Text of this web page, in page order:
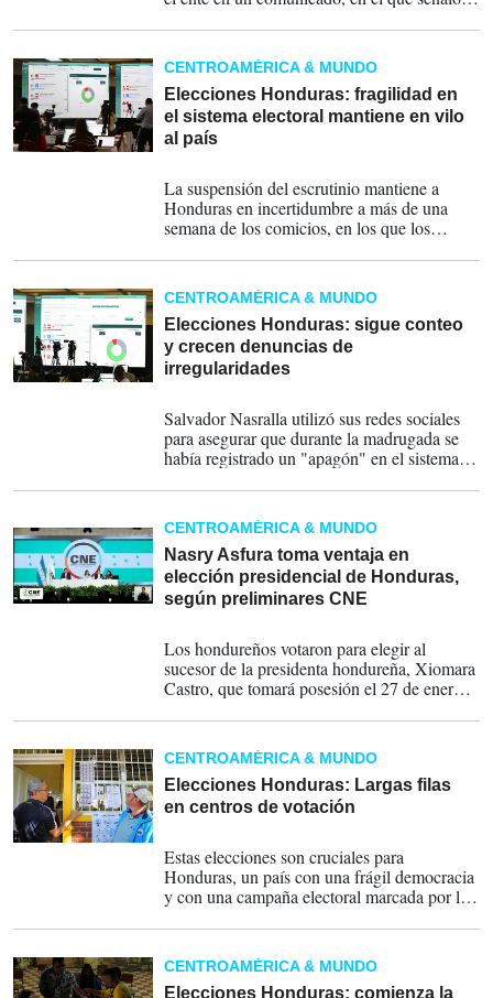
sábado a su personal ante el ente electoral, lo
que también ha generado demoradas
adicionales en la conformación de los
equipos necesarios para el proceso.
CENTROAMÉRICA & MUNDO
Elecciones Honduras: fragilidad en
el sistema electoral mantiene en vilo
al país
La suspensión del escrutinio mantiene a
Honduras en incertidumbre a más de una
semana de los comicios, en los que los
presidente, tres designados presidenciales,
298 alcaldías, 128 diputados para el
Parlamento local y 20 para el
Centroamericano.
CENTROAMÉRICA & MUNDO
Elecciones Honduras: sigue conteo
y crecen denuncias de
irregularidades
Salvador Nasralla utilizó sus redes sociales
para asegurar que durante la madrugada se
había registrado un "apagón" en el sistema y
asignación de votos a favor de Asfura, por
ello, exigió "investigar" a la empresa
responsable del portal de resultados
preliminares.
CENTROAMÉRICA & MUNDO
Nasry Asfura toma ventaja en
elección presidencial de Honduras,
según preliminares CNE
Los hondureños votaron para elegir al
sucesor de la presidenta hondureña, Xiomara
Castro, que tomará posesión el 27 de enero
posibilidades de ser el próximo presidente
llamaron a cuidar el voto y esperar el
resultado del 100 % de las actas.
Recordemos que en Honduras gana quien
logre más votos, no existe la figura la una
CENTROAMÉRICA & MUNDO
Elecciones Honduras: Largas filas
en centros de votación
Estas elecciones son cruciales para
Honduras, un país con una frágil democracia
y con una campaña electoral marcada por las
tensiones e, inclusive, acusaciones de
injerencia de las Fuerzas Armadas.
CENTROAMÉRICA & MUNDO
Elecciones Honduras: comienza la